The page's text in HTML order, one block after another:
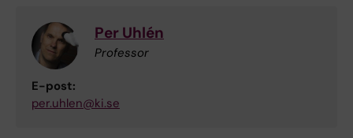
Per Uhlén
Professor
E-post:
per.uhlen@ki.se